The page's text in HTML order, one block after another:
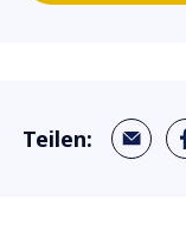
Teilen: